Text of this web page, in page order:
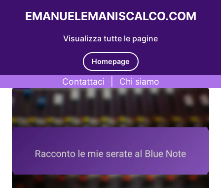
Visualizza tutte le pagine
EMANUELEMANISCALCO.COM
Homepage
Contattaci Chi siamo
Skip to content